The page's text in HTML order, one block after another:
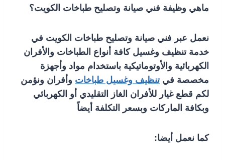
ماهي وظيفة فني صيانة وتصليح طباخات الكويت؟
نعمل عبر فني صيانة وتصليح طباخات الكويت في
خدمة تنظيف وغسيل كافة أنواع الطباخات والأفران
الكهربائية والأوتوماتيكية باستخدام مواد وأجهزة
مخصصة فيتنظيف وغسيل طباخات وأفران ونؤمن
لكم قطع غيار للأفران الغاز التقليدي أو الكهربائي
وبكافة الماركات وبسعر التكلفة أيضاً
كما نعمل أيضا: